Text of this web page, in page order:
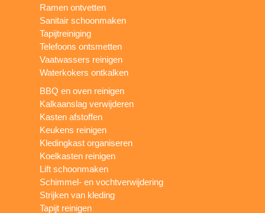
Ramen ontvetten
Sanitair schoonmaken
Tapijtreiniging
Telefoons ontsmetten
Vaatwassers reinigen
Waterkokers ontkalken
BBQ en oven reinigen
Kalkaanslag verwijderen
Kasten afstoffen
Keukens reinigen
Kledingkast organiseren
Koelkasten reinigen
Lift schoonmaken
Schimmel- en vochtverwijdering
Strijken van kleding
Tapijt reinigen